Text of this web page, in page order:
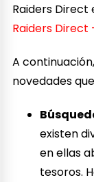
Raiders
Raiders
A
novedades
existen
en ellas
tesoros.